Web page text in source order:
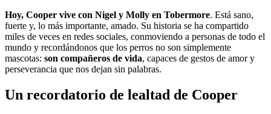
Hoy, Cooper vive con Nigel y Molly en Tobermore. Está sano,
fuerte y, lo más importante, amado. Su historia se ha compartido
miles de veces en redes sociales, conmoviendo a personas de todo el
mundo y recordándonos que los perros no son simplemente
mascotas: son compañeros de vida, capaces de gestos de amor y
perseverancia que nos dejan sin palabras.
Un recordatorio de lealtad de Cooper